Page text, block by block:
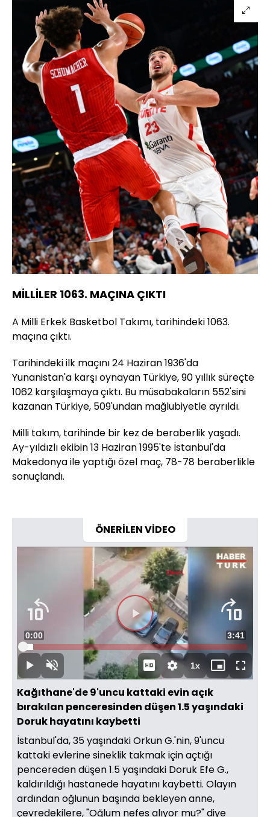
MİLLİLER 1063. MAÇINA ÇIKTI
A Milli Erkek Basketbol Takımı, tarihindeki 1063.
maçına çıktı.
Tarihindeki ilk maçını 24 Haziran 1936'da
Yunanistan'a karşı oynayan Türkiye, 90 yıllık süreçte
1062 karşılaşmaya çıktı. Bu müsabakaların 552'sini
kazanan Türkiye, 509'undan mağlubiyetle ayrıldı.
Milli takım, tarihinde bir kez de beraberlik yaşadı.
Ay-yıldızlı ekibin 13 Haziran 1995'te İstanbul'da
Makedonya ile yaptığı özel maç, 78-78 beraberlikle
sonuçlandı.
ÖNERİLEN VİDEO
Videoyu
Oynat
OynatSesi
Aç
Süre
0:00 Toplam
Süre
3:41
Yüklendi:
4.47%
1xOynatma
Hızı
Mini
oynatıcı
Tam
Ekran
Kağıthane'de 9'uncu kattaki evin açık
bırakılan penceresinden düşen 1.5 yaşındaki
Doruk hayatını kaybetti
İstanbul'da, 35 yaşındaki Orkun G.'nin, 9'uncu
kattaki evlerine sineklik takmak için açtığı
pencereden düşen 1.5 yaşındaki Doruk Efe G.,
kaldırıldığı hastanede hayatını kaybetti. Olayın
ardından oğlunun başında bekleyen anne,
çevredekilere, "Oğlum nefes alıyor mu?" diye